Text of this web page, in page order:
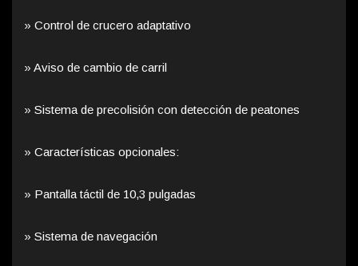
» Control de crucero adaptativo
» Aviso de cambio de carril
» Sistema de precolisión con detección de peatones
» Características opcionales:
» Pantalla táctil de 10,3 pulgadas
» Sistema de navegación